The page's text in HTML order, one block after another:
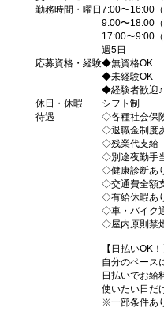
勤務時間・曜日 7:00〜16:00
9:00〜18:00
17:00〜9:00
週5日
応募資格・経験◆無資格OK
◆未経験OK
◆経験者歓迎♪
休日・休暇
シフト制
待遇
◇各種社会保
◇退職金制度
◇残業代支給
◇別途夜勤手
◇健康診断あ
◇交通費全額
◇有給休暇あ
◇車・バイク
◇屋内原則禁
【日払いOK！
自分のペース
日払いでお給
使いたい日だ
※一部条件あ